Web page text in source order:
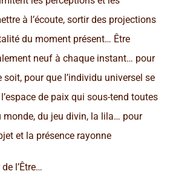
à l’écoute, sortir des projections
du moment présent… Être
neuf à chaque instant… pour
pour que l’individu universel se
de paix qui sous-tend toutes
du jeu divin, la lila… pour
et la présence rayonne
l’Être…